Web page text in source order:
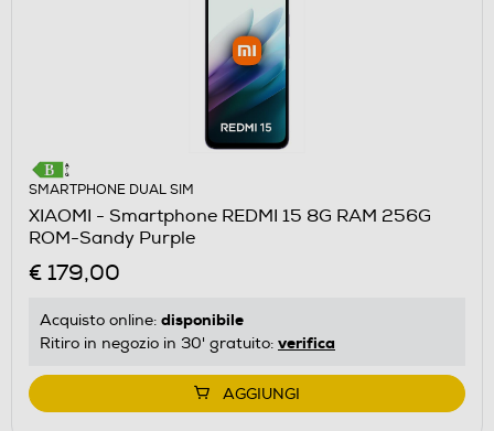
SMARTPHONE DUAL SIM
XIAOMI - Smartphone REDMI 15 8G RAM 256G
ROM-Sandy Purple
€ 179,00
Acquisto online: disponibile
Ritiro in negozio in 30' gratuito: verifica
AGGIUNGI